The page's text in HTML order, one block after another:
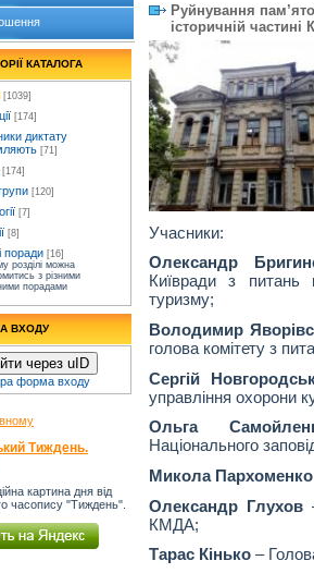
КАТАЛОГА
[1039]
[174]
диктату
[71]
[174]
[120]
[7]
[8]
поради [16]
розділі можна
з різними
порадами
ВХОДУ
через uID
форма входу
Тиждень.
картина дня від
часопису "Тиждень".
Руйнування
історичній частині
Учасники:
Олександр
Київради з питань
туризму;
Володимир
голова комітету з
Сергій
управління охорони
Ольга
Національного
Микола Пархоменко
Олександр Глухов
КМДА;
Тарас Кінько –